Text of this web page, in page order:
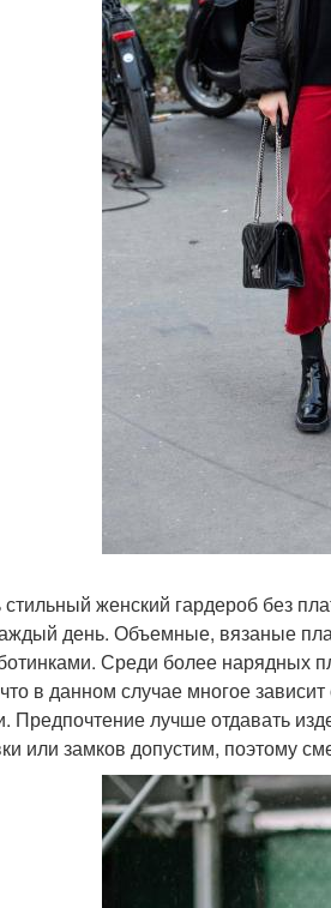
стильный женский гардероб без
день. Объемные, вязаные
Среди более нарядных
в данном случае многое
Предпочтение лучше отдавать
или замков допустим, поэтому